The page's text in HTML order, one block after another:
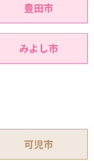
豊田市
みよし市
可児市